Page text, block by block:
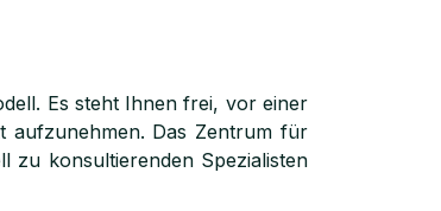
Es steht Ihnen frei, vor einer
aufzunehmen. Das Zentrum für
zu konsultierenden Spezialisten